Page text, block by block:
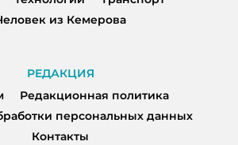
из Кемерова
РЕДАКЦИЯ
Редакционная политика
персональных данных
Контакты